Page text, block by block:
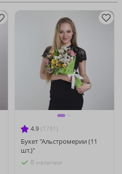
4.9 (1791)
Букет "Альстромерии (11
шт.)"
В наличии